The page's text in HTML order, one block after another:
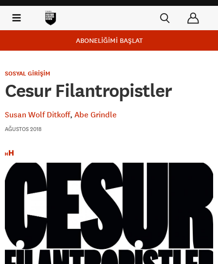
ABONELİĞİMİ BAŞLAT
SOSYAL GİRİŞİM
Cesur Filantropistler
Susan Wolf Ditkoff Abe Grindle
AĞUSTOS 2018